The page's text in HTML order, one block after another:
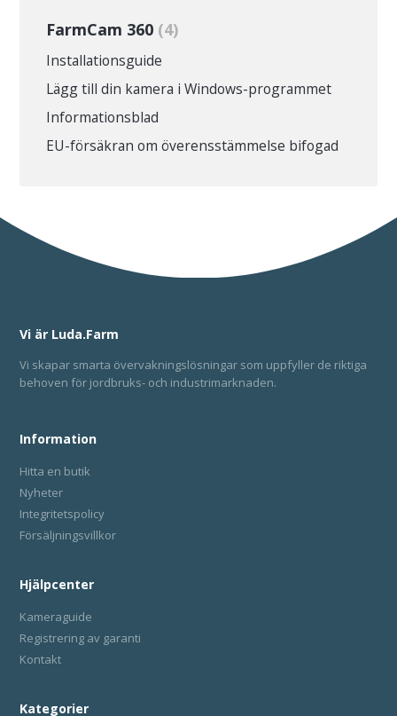
FarmCam 360 4
Installationsguide
Lägg till din kamera i Windows-programmet
Informationsblad
EU-försäkran om överensstämmelse bifogad
Vi är Luda.Farm
Vi skapar smarta övervakningslösningar som uppfyller de riktiga
behoven för jordbruks- och industrimarknaden.
Information
Hitta en butik
Nyheter
Integritetspolicy
Försäljningsvillkor
Hjälpcenter
Kameraguide
Registrering av garanti
Kontakt
Kategorier